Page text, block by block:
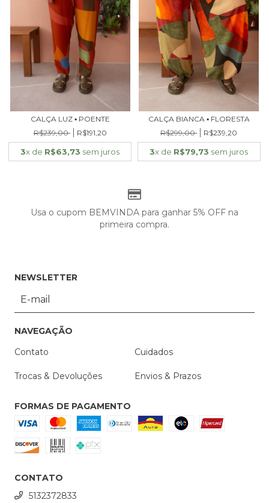
CALÇA LUZ ▪ POENTE
R$239,00
R$191,20
3x de R$63,73 sem juros
CALÇA BIANCA ▪ FLORESTA
R$299,00
R$239,20
3x de R$79,73 sem juros
Usa o cupom BEMVINDA para ganhar 5% OFF na
primeira compra.
NEWSLETTER
NAVEGAÇÃO
Contato
Cuidados
Trocas & Devoluções Envios & Prazos
FORMAS DE PAGAMENTO
CONTATO
5132372833